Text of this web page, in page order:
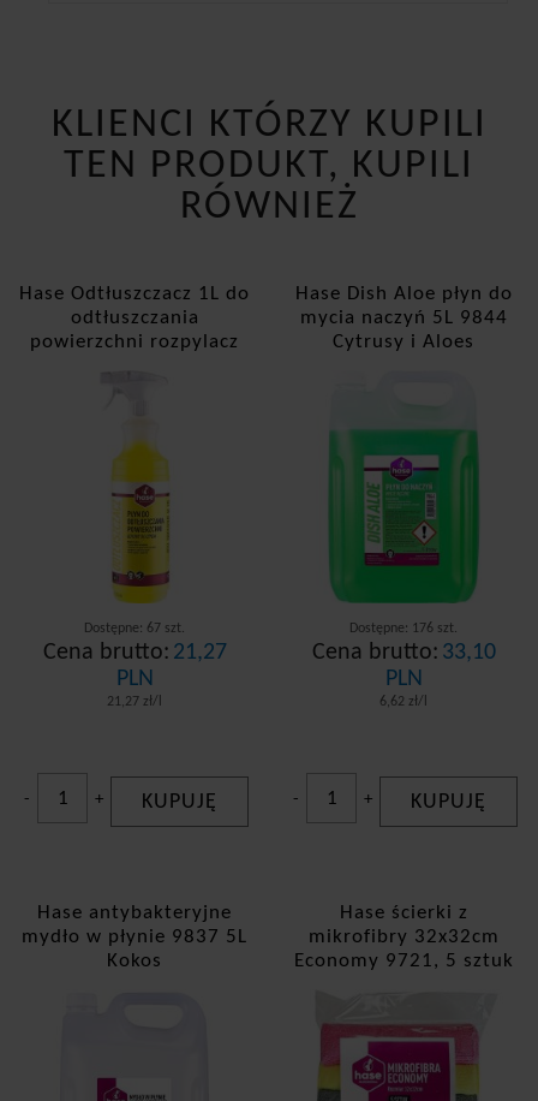
KLIENCI KTÓRZY KUPILI
TEN PRODUKT, KUPILI
RÓWNIEŻ
Hase Odtłuszczacz 1L do
odtłuszczania
powierzchni rozpylacz
Dostępne: 67 szt.
Cena brutto: 21,27
PLN
21,27 zł/l
- + KUPUJĘ
Hase Dish Aloe płyn do
mycia naczyń 5L 9844
Cytrusy i Aloes
Dostępne: 176 szt.
Cena brutto: 33,10
PLN
6,62 zł/l
- + KUPUJĘ
Hase antybakteryjne
mydło w płynie 9837 5L
Kokos
Hase ścierki z
mikrofibry 32x32cm
Economy 9721, 5 sztuk